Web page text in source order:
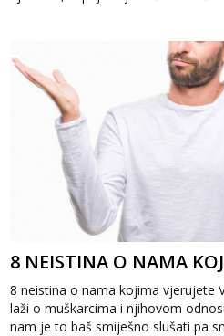
8 NEISTINA O NAMA
8 neistina o nama kojima vjerujete
laži o muškarcima i njihovom
nam je to baš smiješno slušati pa